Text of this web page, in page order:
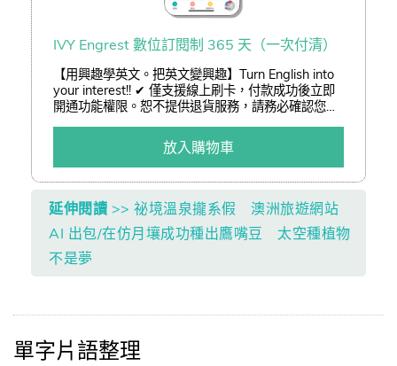
IVY Engrest 數位訂閱制 365 天（一次付清）
【用興趣學英文。把英文變興趣】Turn English into
your interest!! ✔ 僅支援線上刷卡，付款成功後立即
開通功能權限。恕不提供退貨服務，請務必確認您已
(查詢)」或「折價券(查詢)」折抵二擇一。 ✔ 以低於
3 折加購嚴選好書。放入購物車
延伸閱讀 >> 祕境溫泉攏系假 澳洲旅遊網站
AI 出包/在仿月壤成功種出鷹嘴豆 太空種植物
不是夢
單字片語整理